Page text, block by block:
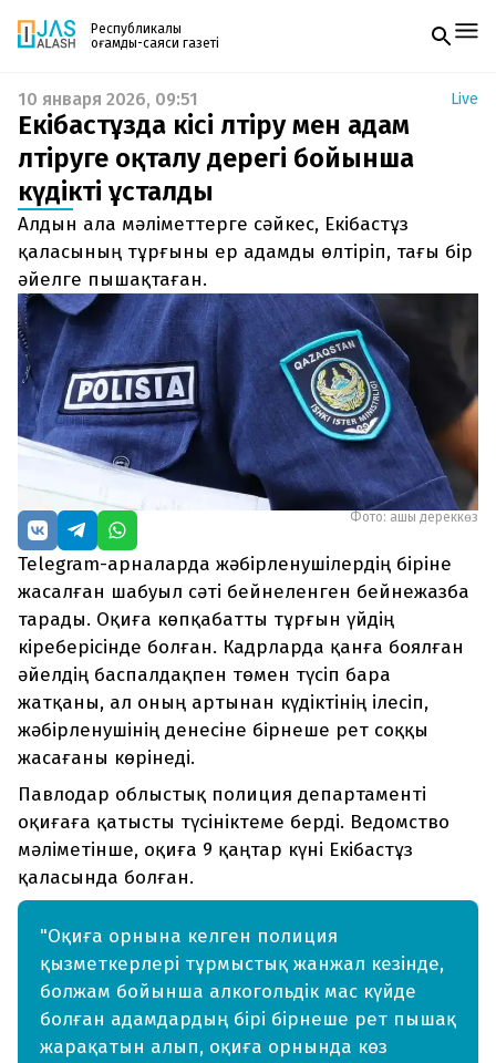
Республикалық
қоғамдық-саяси газеті
Жаңалықтар
Спорт
Live
Руханият
Аймақ
Архив
Заң және тәртіп
Редакциямен байланыс
+7 708 604 51 06
Жарнама бөлімі
+7 701 220 64 52
Пошта
zhasalash100@gmail.com
Газетке жазылу
PDF форматтағы газетті ай сайын электронды
поштаңызға алып отырыңыз. Жаңа нөмір
шыққан сәтте сізге бірден жіберіледі. Тек email
енгізіңіз, біз қалғанын өзіміз жібереміз.
10 января 2026, 09:51 Live
Екібастұзда кісі өлтіру мен адам
өлтіруге оқталу дерегі бойынша
күдікті ұсталды
Алдын ала мәліметтерге сәйкес, Екібастұз
қаласының тұрғыны ер адамды өлтіріп, тағы бір
әйелге пышақтаған.
Фото: ашық дереккөз
Telegram-арналарда жәбірленушілердің біріне
жасалған шабуыл сәті бейнеленген бейнежазба
тарады. Оқиға көпқабатты тұрғын үйдің
кіреберісінде болған. Кадрларда қанға боялған
әйелдің баспалдақпен төмен түсіп бара
жатқаны, ал оның артынан күдіктінің ілесіп,
жәбірленушінің денесіне бірнеше рет соққы
жасағаны көрінеді.
Павлодар облыстық полиция департаменті
оқиғаға қатысты түсініктеме берді. Ведомство
мәліметінше, оқиға 9 қаңтар күні Екібастұз
қаласында болған.
"Оқиға орнына келген полиция
қызметкерлері тұрмыстық жанжал кезінде,
болжам бойынша алкогольдік мас күйде
болған адамдардың бірі бірнеше рет пышақ
жарақатын алып, оқиға орнында көз